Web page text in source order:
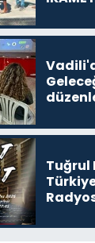
Tuğrul